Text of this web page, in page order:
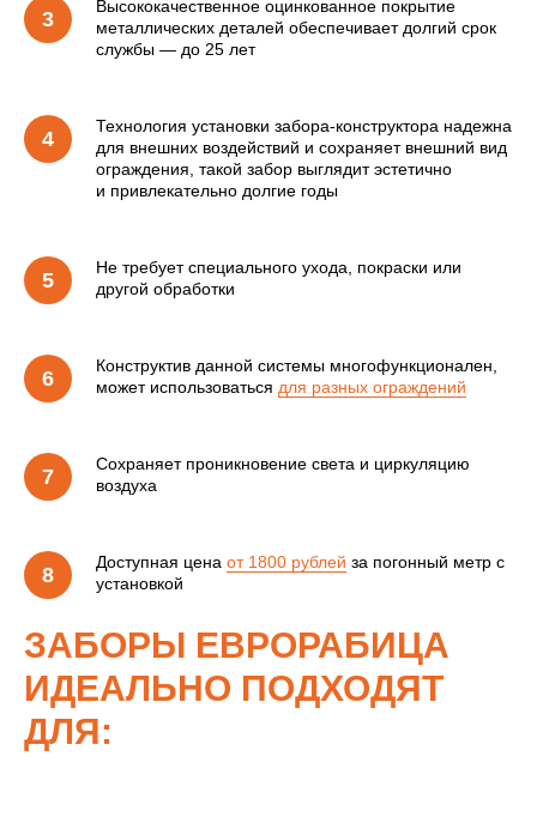
Высококачественное оцинкованное покрытие
металлических деталей обеспечивает долгий срок
службы — до 25 лет
Технология установки забора-конструктора надежна
для внешних воздействий и сохраняет внешний вид
ограждения, такой забор выглядит эстетично
и привлекательно долгие годы
Не требует специального ухода, покраски или
другой обработки
Конструктив данной системы многофункционален,
может использоваться для разных ограждений
Сохраняет проникновение света и циркуляцию
воздуха
Доступная цена от 1800 рублей за погонный метр с
установкой
ЗАБОРЫ ЕВРОРАБИЦА
ИДЕАЛЬНО ПОДХОДЯТ
ДЛЯ: